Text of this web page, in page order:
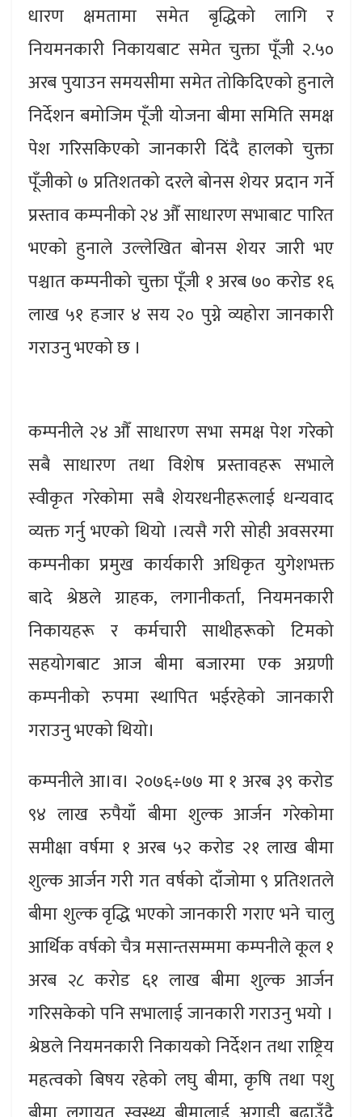
धारण क्षमतामा समेत बृद्धिको लागि र
नियमनकारी निकायबाट समेत चुक्ता पूँजी २.५०
अरब पुयाउन समयसीमा समेत तोकिदिएको हुनाले
निर्देशन बमोजिम पूँजी योजना बीमा समिति समक्ष
पेश गरिसकिएको जानकारी दिंदै हालको चुक्ता
पूँजीको ७ प्रतिशतको दरले बोनस शेयर प्रदान गर्ने
प्रस्ताव कम्पनीको २४ औँ साधारण सभाबाट पारित
भएको हुनाले उल्लेखित बोनस शेयर जारी भए
पश्चात कम्पनीको चुक्ता पूँजी १ अरब ७० करोड १६
लाख ५१ हजार ४ सय २० पुग्ने व्यहोरा जानकारी
गराउनु भएको छ ।
कम्पनीले २४ औँ साधारण सभा समक्ष पेश गरेको
सबै साधारण तथा विशेष प्रस्तावहरू सभाले
स्वीकृत गरेकोमा सबै शेयरधनीहरूलाई धन्यवाद
व्यक्त गर्नु भएको थियो ।त्यसै गरी सोही अवसरमा
कम्पनीका प्रमुख कार्यकारी अधिकृत युगेशभक्त
बादे श्रेष्ठले ग्राहक, लगानीकर्ता, नियमनकारी
निकायहरू र कर्मचारी साथीहरूको टिमको
सहयोगबाट आज बीमा बजारमा एक अग्रणी
कम्पनीको रुपमा स्थापित भईरहेको जानकारी
गराउनु भएको थियो।
कम्पनीले आ।व। २०७६÷७७ मा १ अरब ३९ करोड
९४ लाख रुपैयाँ बीमा शुल्क आर्जन गरेकोमा
समीक्षा वर्षमा १ अरब ५२ करोड २१ लाख बीमा
शुल्क आर्जन गरी गत वर्षको दाँजोमा ९ प्रतिशतले
बीमा शुल्क वृद्धि भएको जानकारी गराए भने चालु
आर्थिक वर्षको चैत्र मसान्तसम्ममा कम्पनीले कूल १
अरब २८ करोड ६१ लाख बीमा शुल्क आर्जन
गरिसकेको पनि सभालाई जानकारी गराउनु भयो ।
श्रेष्ठले नियमनकारी निकायको निर्देशन तथा राष्ट्रिय
महत्वको बिषय रहेको लघु बीमा, कृषि तथा पशु